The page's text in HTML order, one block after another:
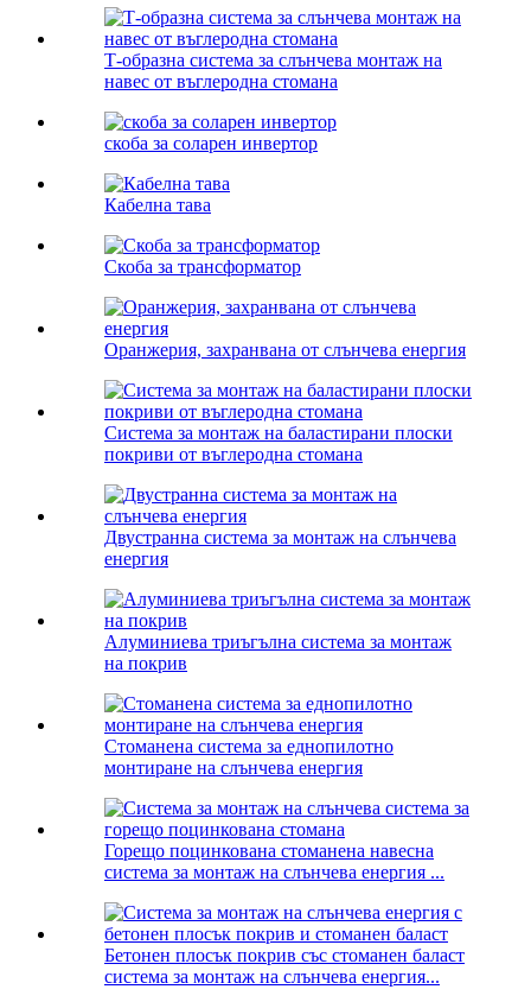
Т-образна система за слънчева монтаж на
навес от въглеродна стомана
скоба за соларен инвертор
Кабелна тава
Скоба за трансформатор
Оранжерия, захранвана от слънчева енергия
Система за монтаж на баластирани плоски
покриви от въглеродна стомана
Двустранна система за монтаж на слънчева
енергия
Алуминиева триъгълна система за монтаж
на покрив
Стоманена система за еднопилотно
монтиране на слънчева енергия
Горещо поцинкована стоманена навесна
система за монтаж на слънчева енергия ...
Бетонен плосък покрив със стоманен баласт
система за монтаж на слънчева енергия...